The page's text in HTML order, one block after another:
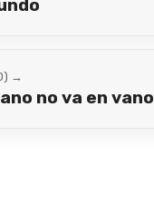
→
no va en vano